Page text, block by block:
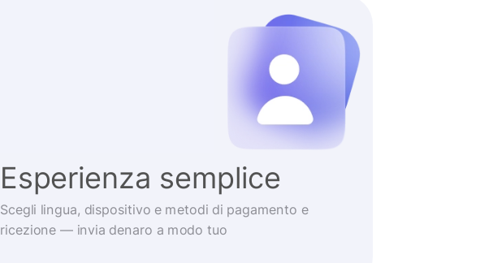
Esperienza semplice
Scegli lingua, dispositivo e metodi di pagamento e
ricezione — invia denaro a modo tuo